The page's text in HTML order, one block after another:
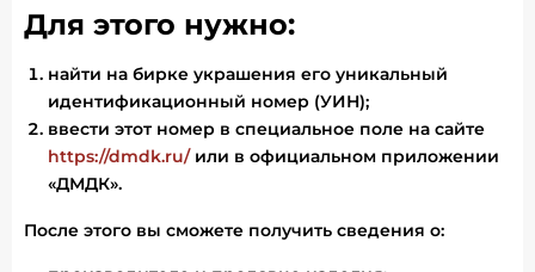
Для этого нужно:
найти на бирке украшения его уникальный
идентификационный номер (УИН);
ввести этот номер в специальное поле на сайте
https://dmdk.ru/или в официальном приложении
«ДМДК».
После этого вы сможете получить сведения о: